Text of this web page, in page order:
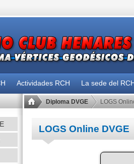
Actividades RCH La sede del
Diploma DVGE LOGS
LOGS Online DVGE